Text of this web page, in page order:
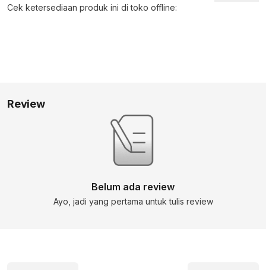
Cek ketersediaan produk ini di toko offline:
Review
Belum ada review
Ayo, jadi yang pertama untuk tulis review